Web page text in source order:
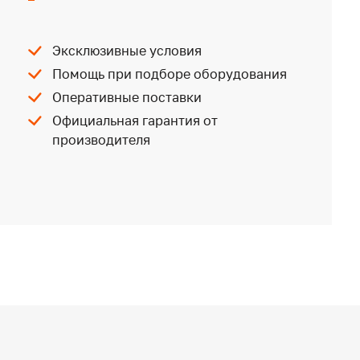
Эксклюзивные условия
Помощь при подборе оборудования
Оперативные поставки
Официальная гарантия от
производителя